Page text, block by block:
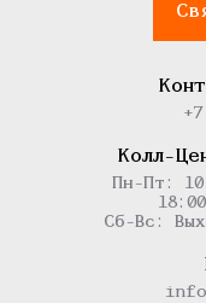
Колл-
Пн-Пт:
18:00
Сб-Вс: